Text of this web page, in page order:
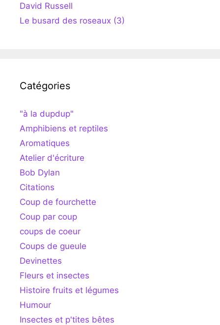
David Russell
Le busard des roseaux (3)
Catégories
"à la dupdup"
Amphibiens et reptiles
Aromatiques
Atelier d'écriture
Bob Dylan
Citations
Coup de fourchette
Coup par coup
coups de coeur
Coups de gueule
Devinettes
Fleurs et insectes
Histoire fruits et légumes
Humour
Insectes et p'tites bêtes